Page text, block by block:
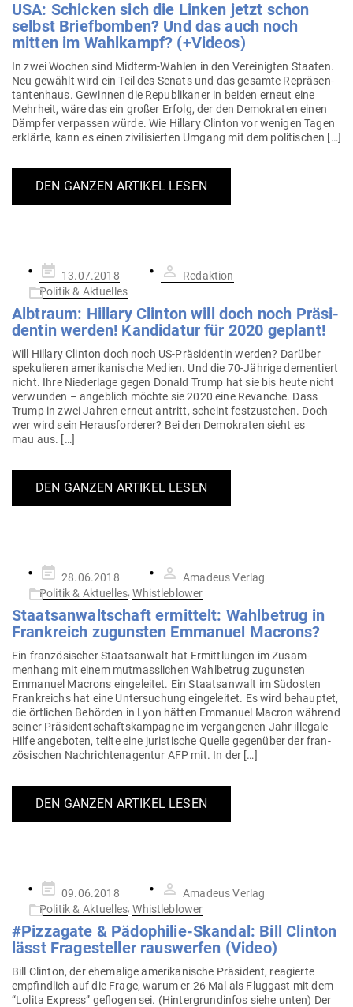
USA: Schicken sich die Linken jetzt schon
selbst Brief­bomben? Und das auch noch
mitten im Wahl­kampf? (+Videos)
In zwei Wochen sind Midterm-Wahlen in den Ver­ei­nigten Staaten.
Neu gewählt wird ein Teil des Senats und das gesamte Reprä­sen­
tan­tenhaus. Gewinnen die Repu­bli­kaner in beiden erneut eine
Mehrheit, wäre das ein großer Erfolg, der den Demo­kraten einen
Dämpfer ver­passen würde. Wie Hillary Clinton vor wenigen Tagen
erklärte, kann es einen zivi­li­sierten Umgang mit dem politischen […]
DEN GANZEN ARTIKEL LESEN
Gepostet
am
13.07.2018
Redaktion
Politik & Aktuelles
Alb­traum: Hillary Clinton will doch noch Prä­si­
dentin werden! Kan­di­datur für 2020 geplant!
Will Hillary Clinton doch noch US-Prä­­si­­dentin werden? Darüber
spe­ku­lieren ame­ri­ka­nische Medien. Und die 70-Jährige demen­tiert
nicht. Ihre Nie­derlage gegen Donald Trump hat sie bis heute nicht
ver­wunden – angeblich möchte sie 2020 eine Revanche. Dass
Trump in zwei Jahren erneut antritt, scheint fest­zu­stehen. Doch
wer wird sein Her­aus­for­derer? Bei den Demo­kraten sieht es
mau aus. […]
DEN GANZEN ARTIKEL LESEN
Gepostet
am
28.06.2018
Amadeus Verlag
Politik & Aktuelles,Whistleblower
Staats­an­walt­schaft ermittelt: Wahl­betrug in
Frank­reich zugunsten Emmanuel Macrons?
Ein fran­zö­si­scher Staats­anwalt hat Ermitt­lungen im Zusam­
menhang mit einem mut­mass­lichen Wahl­betrug zugunsten
Emmanuel Macrons ein­ge­leitet. Ein Staats­anwalt im Süd­osten
Frank­reichs hat eine Unter­su­chung ein­ge­leitet. Es wird behauptet,
die ört­lichen Behörden in Lyon hätten Emmanuel Macron während
seiner Prä­si­dent­schafts­kam­pagne im ver­gan­genen Jahr illegale
Hilfe ange­boten, teilte eine juris­tische Quelle gegenüber der fran­
zö­si­schen Nach­rich­ten­agentur AFP mit. In der […]
DEN GANZEN ARTIKEL LESEN
Gepostet
am
09.06.2018
Amadeus Verlag
Politik & Aktuelles,Whistleblower
#Piz­zagate & Pädo­philie-Skandal: Bill Clinton
lässt Fra­ge­steller raus­werfen (Video)
Bill Clinton, der ehe­malige ame­ri­ka­nische Prä­sident, reagierte
emp­findlich auf die Frage, warum er 26 Mal als Fluggast mit dem
“Lolita Express” geflogen sei. (Hin­ter­grund­infos siehe unten) Der